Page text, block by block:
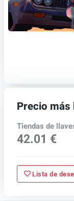
Precio
Tiendas de
42.01 €
Lista de